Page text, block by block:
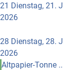
21 Dienstag, 21.
2026
28 Dienstag, 28.
2026
Altpapier-Tonne